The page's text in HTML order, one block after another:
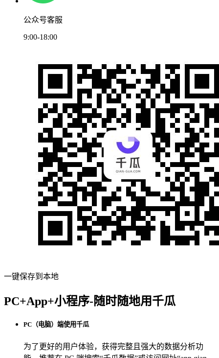
公众号客服
9:00-18:00
一键保存到本地
PC+App+小程序-随时随地用千瓜
PC（电脑）端使用千瓜
为了更好的用户体验，获得完整且强大的数据分析功